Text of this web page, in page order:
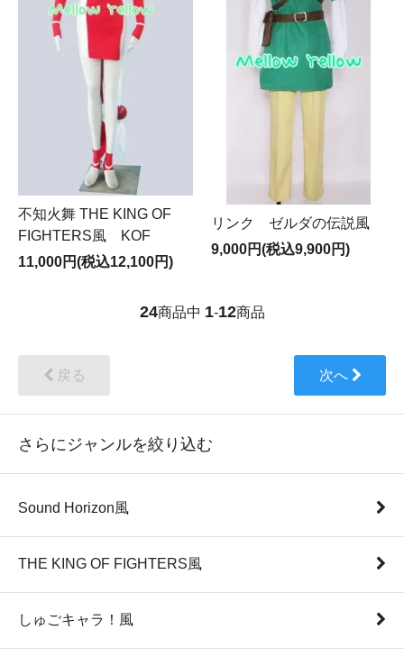
不知火舞 THE KING OF
FIGHTERS風 KOF
11,000円(税込12,100円)
リンク ゼルダの伝説風
9,000円(税込9,900円)
24商品中 1-12商品
戻る 次へ
さらにジャンルを絞り込む
Sound Horizon風
THE KING OF FIGHTERS風
しゅごキャラ！風